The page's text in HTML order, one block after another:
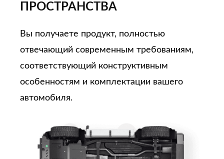
ПРОСТРАНСТВА
Вы получаете продукт, полностью
отвечающий современным требованиям,
соответствующий конструктивным
особенностям и комплектации вашего
автомобиля.